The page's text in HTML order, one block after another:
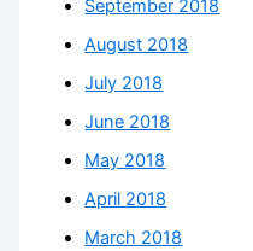
September 2018
August 2018
July 2018
June 2018
May 2018
April 2018
March 2018